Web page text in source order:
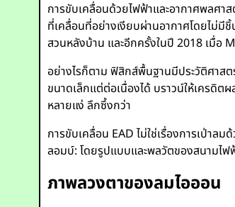
การขับเคลื่อนด้วยไฟฟ้าและอากาศพลศา
ที่เคลื่อนที่อย่างเงียบผ่านอากาศโดยไม่มี
สวนหลังบ้าน และอีกครั้งในปี 2018 เมื่อ
อย่างไรก็ตาม ฟิสิกส์พื้นฐานมีประวัติศาส
ขนาดเล็กแต่ต่อเนื่องได้ บราวน์ให้เครดิ
หลายแง่ ลึกซึ้งกว่า
การขับเคลื่อน EAD ไม่ใช่เรื่องการเป่าล
ลอมบ์: โดยรูปแบบและพลวัตของสนามไฟ
ภาพลวงตาของลมไอออน